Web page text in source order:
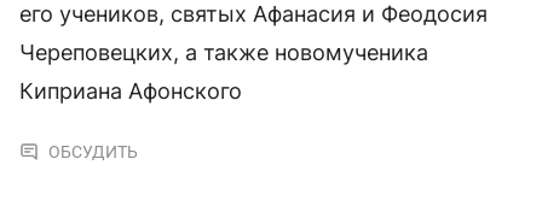
его учеников, святых Афанасия и Феодосия
Череповецких, а также новомученика
Киприана Афонского
ОБСУДИТЬ